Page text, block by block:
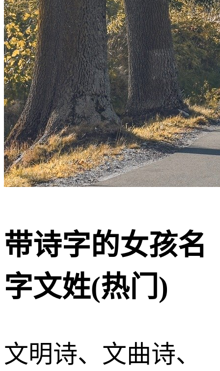
带诗字的女孩名
字文姓(热门)
文明诗、文曲诗、